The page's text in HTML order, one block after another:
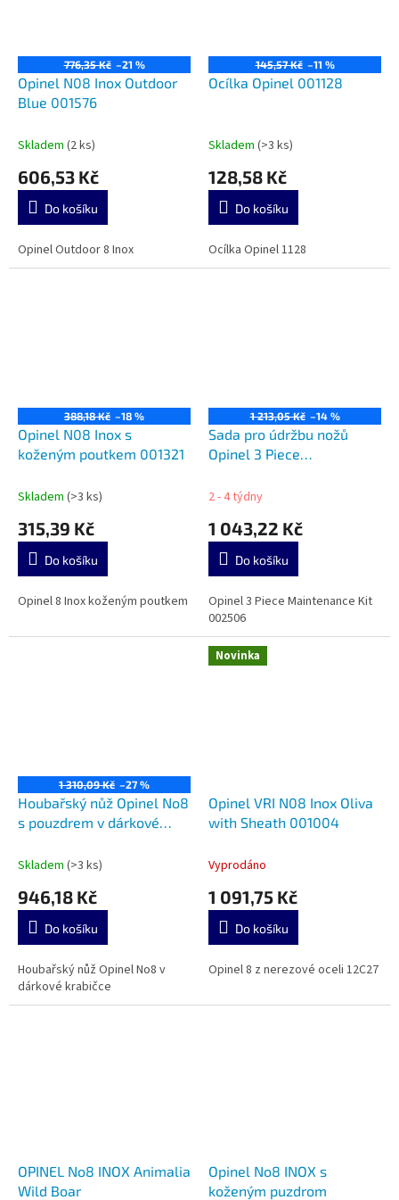
776,35 Kč –21 %
Opinel N08 Inox Outdoor
Blue 001576
Skladem (2 ks)
606,53 Kč
Do košíku
Opinel Outdoor 8 Inox
145,57 Kč –11 %
Ocílka Opinel 001128
Skladem (>3 ks)
128,58 Kč
Do košíku
Ocílka Opinel 1128
388,18 Kč –18 %
Opinel N08 Inox s
koženým poutkem 001321
Skladem (>3 ks)
315,39 Kč
Do košíku
Opinel 8 Inox koženým poutkem
1 213,05 Kč –14 %
Sada pro údržbu nožů
Opinel 3 Piece
2 - 4 týdny
1 043,22 Kč
Do košíku
Opinel 3 Piece Maintenance Kit
002506
1 310,09 Kč –27 %
Houbařský nůž Opinel No8
s pouzdrem v dárkové
Skladem (>3 ks)
946,18 Kč
Do košíku
Houbařský nůž Opinel No8 v
dárkové krabičce
Novinka
Opinel VRI N08 Inox Oliva
with Sheath 001004
Vyprodáno
1 091,75 Kč
Do košíku
Opinel 8 z nerezové oceli 12C27
OPINEL No8 INOX Animalia
Wild Boar
Opinel No8 INOX s
koženým puzdrom